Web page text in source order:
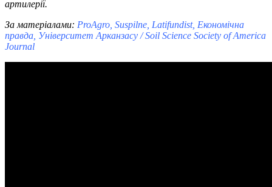
артилерії.
За матеріалами: ProAgro, Suspilne, Latifundist, Економічна
правда, Університет Арканзасу / Soil Science Society of America
Journal